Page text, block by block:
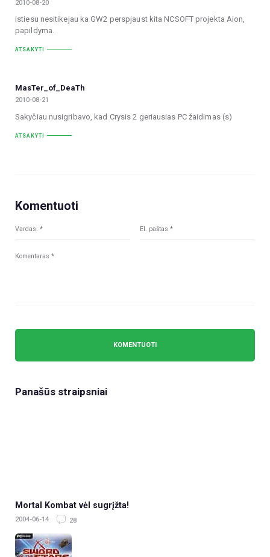
2010-08-20
istiesu nesitikejau ka GW2 perspjaust kita NCSOFT projekta Aion,
papildyma.
ATSAKYTI
MasTer_of_DeaTh
2010-08-21
Sakyčiau nusigribavo, kad Crysis 2 geriausias PC žaidimas (s)
ATSAKYTI
Komentuoti
Panašūs straipsniai
Mortal Kombat vėl sugrįžta!
2004-06-14 28